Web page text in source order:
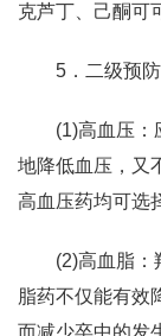
克芦丁、己酮可
5．二级预防
(1)高血压：
地降低血压，又
高血压药均可选
(2)高血脂：
脂药不仅能有效
而减少卒中的发